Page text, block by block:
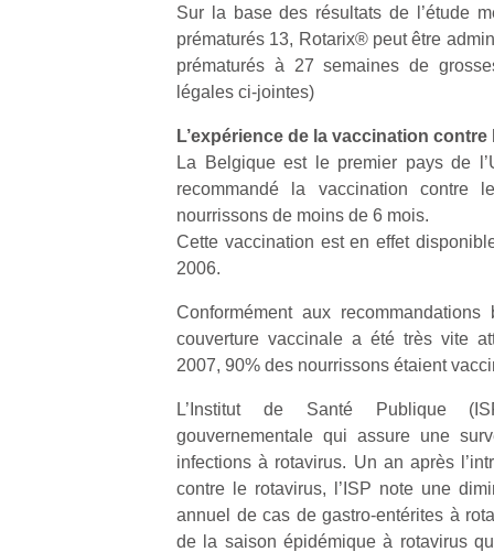
Sur la base des résultats de l’étude
prématurés 13, Rotarix® peut être
prématurés à 27 semaines de
légales ci-jointes)
L’expérience de la vaccination
La Belgique est le premier pays de
recommandé la vaccination contre
nourrissons de moins de 6 mois.
Cette vaccination est en effet
2006.
Conformément aux
couverture vaccinale a été très vite
2007, 90% des nourrissons étaient
L’Institut de Santé Publique
gouvernementale qui assure une
infections à rotavirus. Un an après
contre le rotavirus, l’ISP note une
annuel de cas de gastro-entérites à
de la saison épidémique à rotavirus
physique
ou
apprentissage…